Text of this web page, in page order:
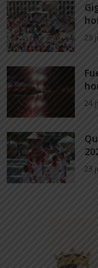
25
24
23